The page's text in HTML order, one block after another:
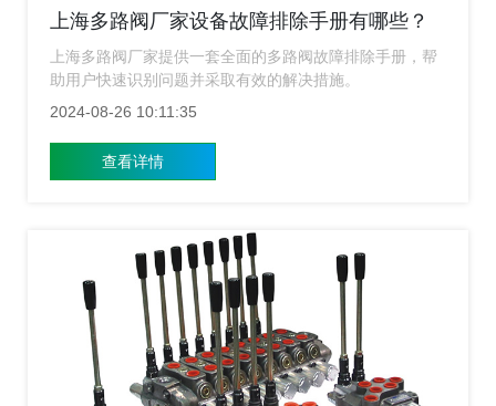
上海多路阀厂家设备故障排除手册有哪些？
上海多路阀厂家提供一套全面的多路阀故障排除手册，帮
助用户快速识别问题并采取有效的解决措施。
2024-08-26 10:11:35
查看详情